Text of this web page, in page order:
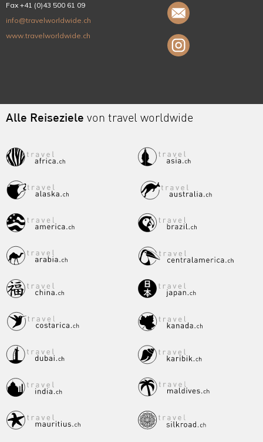
Fax +41 (0)43 500 61 09
info@travelworldwide.ch
www.travelworldwide.ch
Alle Reiseziele von travel worldwide